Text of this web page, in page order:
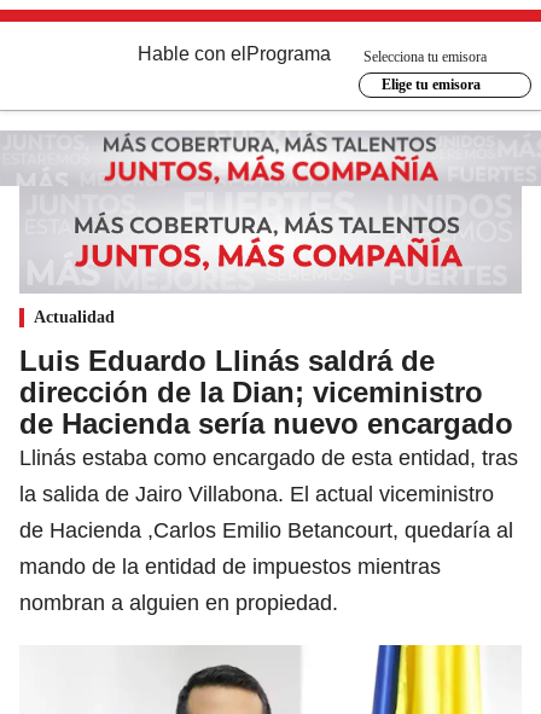
Hable con el Programa
Selecciona tu emisora
Elige tu emisora
Actualidad
Luis Eduardo Llinás saldrá de
dirección de la Dian; viceministro
de Hacienda sería nuevo encargado
Llinás estaba como encargado de esta entidad, tras
la salida de Jairo Villabona. El actual viceministro
de Hacienda ,Carlos Emilio Betancourt, quedaría al
mando de la entidad de impuestos mientras
nombran a alguien en propiedad.